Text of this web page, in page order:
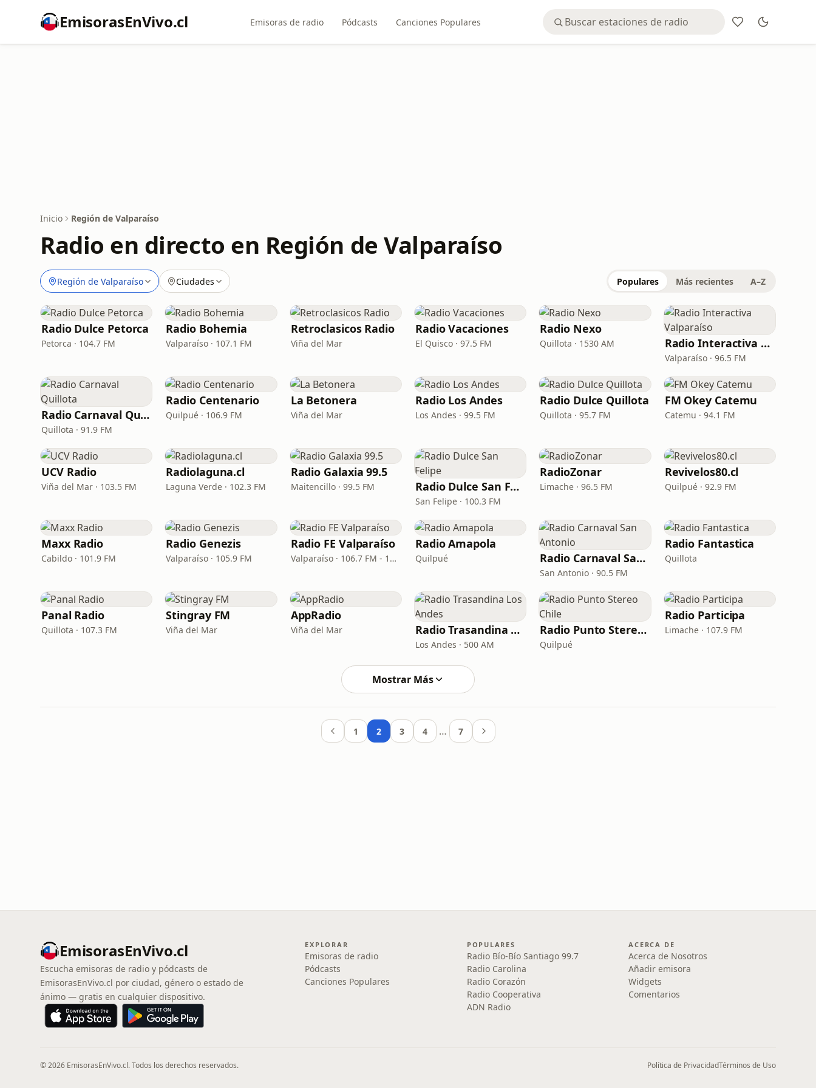
EmisorasEnVivo.cl Emisoras de radio Pódcasts Canciones Populares
Inicio Región de Valparaíso
Radio en directo en Región de Valparaíso
Región de Valparaíso Ciudades Populares Más recientes A–Z
Radio Dulce Petorca
Petorca · 104.7 FM
Radio Bohemia
Valparaíso · 107.1 FM
Retroclasicos Radio
Viña del Mar
Radio Vacaciones
El Quisco · 97.5 FM
Radio Nexo
Quillota · 1530 AM Radio Interactiva Valparaíso
Valparaíso · 96.5 FM
Radio Carnaval Quillota
Quillota · 91.9 FM
Radio Centenario
Quilpué · 106.9 FM
La Betonera
Viña del Mar
Radio Los Andes
Los Andes · 99.5 FM
Radio Dulce Quillota
Quillota · 95.7 FM
FM Okey Catemu
Catemu · 94.1 FM
UCV Radio
Viña del Mar · 103.5 FM
Radiolaguna.cl
Laguna Verde · 102.3 FM
Radio Galaxia 99.5
Maitencillo · 99.5 FM Radio Dulce San Felipe
San Felipe · 100.3 FM
RadioZonar
Limache · 96.5 FM
Revivelos80.cl
Quilpué · 92.9 FM
Maxx Radio
Cabildo · 101.9 FM
Radio Genezis
Valparaíso · 105.9 FM
Radio FE Valparaíso
Valparaíso · 106.7 FM - 1600 AM
Radio Amapola
Quilpué Radio Carnaval San Antonio
San Antonio · 90.5 FM
Radio Fantastica
Quillota
Panal Radio
Quillota · 107.3 FM
Stingray FM
Viña del Mar
AppRadio
Viña del Mar Radio Trasandina Los Andes
Los Andes · 500 AM
Radio Punto Stereo Chile
Quilpué
Radio Participa
Limache · 107.9 FM
Mostrar Más
1 2 3 4 … 7
EmisorasEnVivo.cl
Escucha emisoras de radio y pódcasts de
EmisorasEnVivo.cl por ciudad, género o estado de
ánimo — gratis en cualquier dispositivo.
EXPLORAR
Emisoras de radio
Pódcasts
Canciones Populares
POPULARES
Radio Bío-Bío Santiago 99.7
Radio Carolina
Radio Corazón
Radio Cooperativa
ADN Radio
ACERCA DE
Acerca de Nosotros
Añadir emisora
Widgets
Comentarios
© 2026 EmisorasEnVivo.cl. Todos los derechos reservados. Política de PrivacidadTérminos de Uso